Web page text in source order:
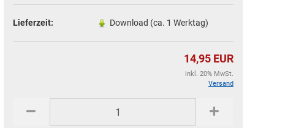
Lieferzeit: Download (ca. 1 Werktag)
14,95 EUR
inkl. 20% MwSt.
Versand